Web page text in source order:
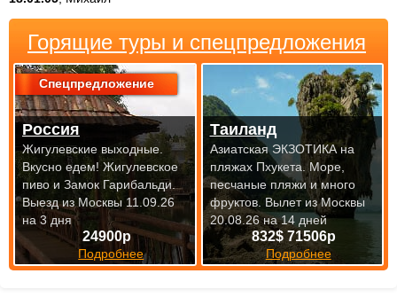
Горящие туры и спецпредложения
Спецпредложение
24900р
Подробнее
Россия
Жигулевские выходные.
Вкусно едем! Жигулевское
пиво и Замок Гарибальди.
Выезд из Москвы 11.09.26
на 3 дня
832$ 71506р
Подробнее
Таиланд
Азиатская ЭКЗОТИКА на
пляжах Пхукета. Море,
песчаные пляжи и много
фруктов. Вылет из Москвы
20.08.26 на 14 дней